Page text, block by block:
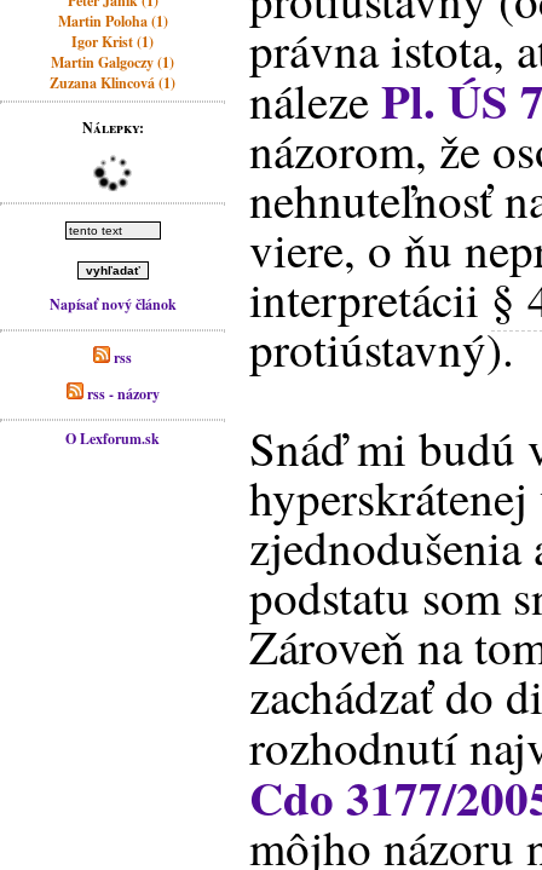
Martin Poloha (1)
Igor Krist (1)
Martin Galgoczy (1)
Zuzana Klincová (1)
Nálepky:
Napísať nový článok
rss
rss - názory
O Lexforum.sk
právna istota,
nálezePl. ÚS
názorom, že
nehnuteľnosť
viere, o ňu
interpretácii §
protiústavný).
Snáď mi budú
zjednodušenia
podstatu som
Zároveň na
zachádzať do
rozhodnutí
Cdo 3177/
môjho názoru